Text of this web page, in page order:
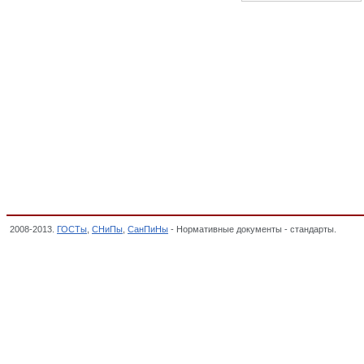
2008-2013. ГОСТы СНиПы СанПиНы - Нормативные документы - стандарты.